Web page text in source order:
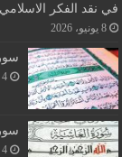
في نقد الفكر الاسلامي
8 يونيو، 2026
4 فبراير، 2008
4 فبراير، 2008